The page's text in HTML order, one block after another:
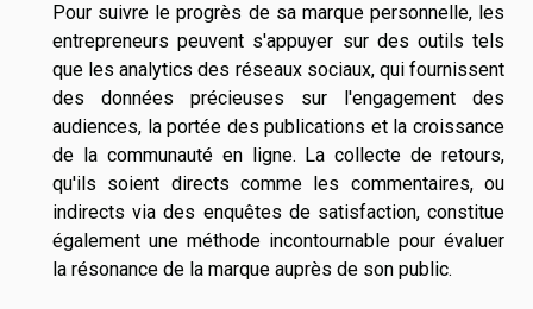
Pour suivre le progrès de sa marque personnelle, les
entrepreneurs peuvent s'appuyer sur des outils tels
que les analytics des réseaux sociaux, qui fournissent
des données précieuses sur l'engagement des
audiences, la portée des publications et la croissance
de la communauté en ligne. La collecte de retours,
qu'ils soient directs comme les commentaires, ou
indirects via des enquêtes de satisfaction, constitue
également une méthode incontournable pour évaluer
la résonance de la marque auprès de son public.